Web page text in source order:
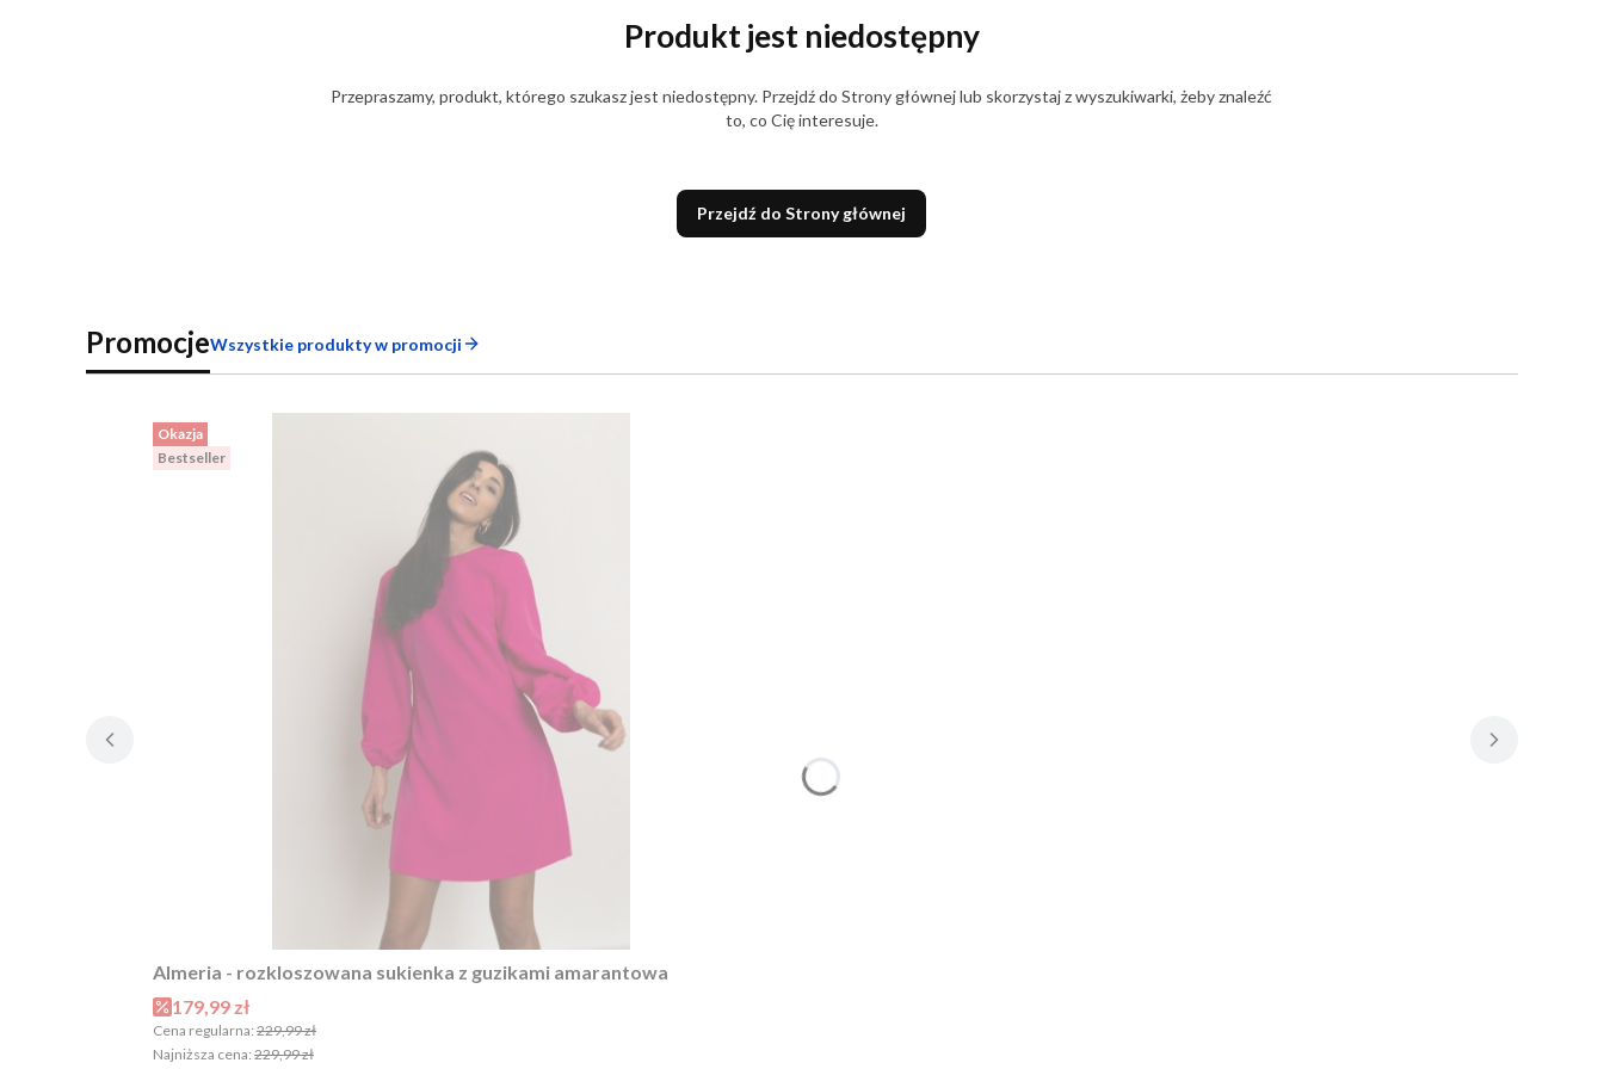
Produkt jest niedostępny
Przepraszamy, produkt, którego szukasz jest niedostępny. Przejdź do Strony głównej lub skorzystaj z wyszukiwarki, żeby znaleźć
to, co Cię interesuje.
Przejdź do Strony głównej
PromocjeWszystkie produkty w promocji
Okazja
Bestseller
Almeria - rozkloszowana sukienka z guzikami amarantowa
Cena promocyjna
179,99 zł
Cena regularna: 229,99 zł
Najniższa cena: 229,99 zł